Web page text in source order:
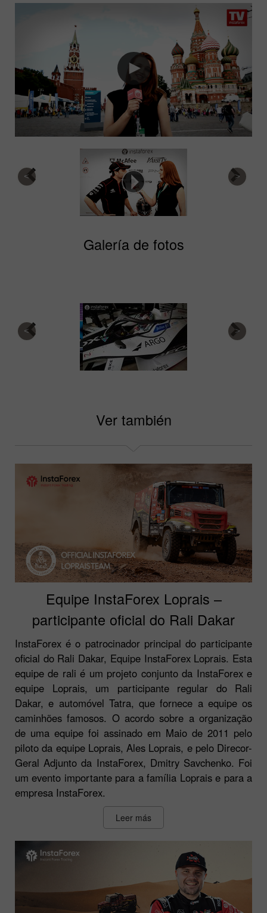
Galería de fotos
Ver también
Equipe InstaForex Loprais –
participante oficial do Rali Dakar
InstaForex é o patrocinador principal do participante
oficial do Rali Dakar, Equipe InstaForex Loprais. Esta
equipe de rali é um projeto conjunto da InstaForex e
equipe Loprais, um participante regular do Rali
Dakar, e automóvel Tatra, que fornece a equipe os
caminhões famosos. O acordo sobre a organização
de uma equipe foi assinado em Maio de 2011 pelo
piloto da equipe Loprais, Ales Loprais, e pelo Direcor-
Geral Adjunto da InstaForex, Dmitry Savchenko. Foi
um evento importante para a família Loprais e para a
empresa InstaForex.
Leer más